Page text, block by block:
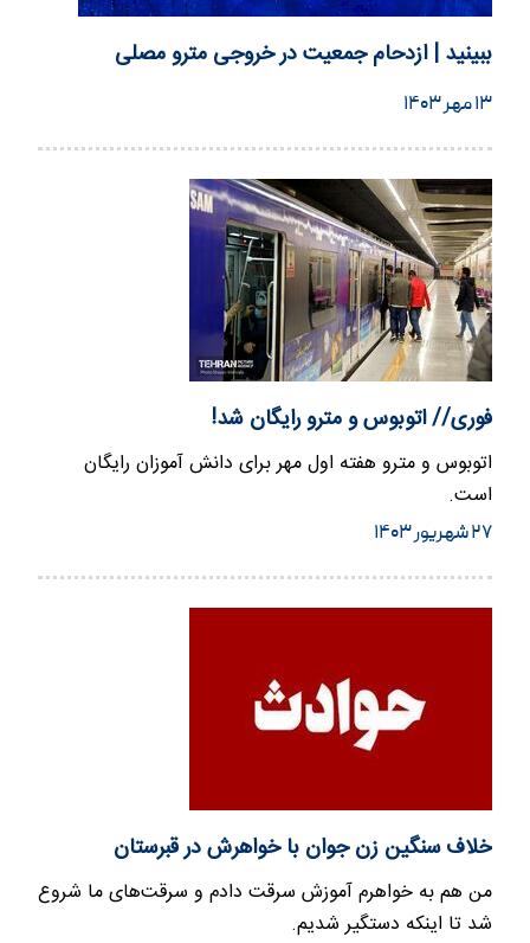
ببینید | ازدحام جمعیت در خروجى مترو مصلی
۱۳ مهر ۱۴۰۳
فوری// اتوبوس و مترو رایگان شد!
اتوبوس و مترو هفته اول مهر برای دانش آموزان رایگان
است.
۲۷ شهریور ۱۴۰۳
خلاف سنگین زن جوان با خواهرش در قبرستان
من هم به خواهرم آموزش سرقت دادم و سرقت‌های ما شروع
شد تا اینکه دستگیر شدیم.